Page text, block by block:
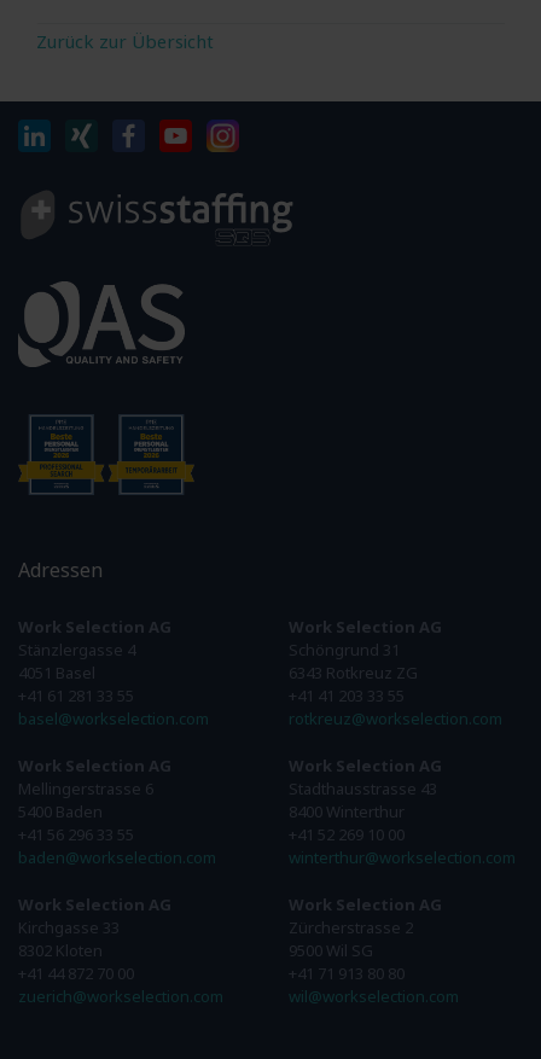
Zurück zur Übersicht
Adressen
Work Selection AG
Stänzlergasse 4
4051 Basel
+41 61 281 33 55
basel@workselection.com
Work Selection AG
Mellingerstrasse 6
5400 Baden
+41 56 296 33 55
baden@workselection.com
Work Selection AG
Kirchgasse 33
8302 Kloten
+41 44 872 70 00
zuerich@workselection.com
Work Selection AG
Schöngrund 31
6343 Rotkreuz ZG
+41 41 203 33 55
rotkreuz@workselection.com
Work Selection AG
Stadthausstrasse 43
8400 Winterthur
+41 52 269 10 00
winterthur@workselection.com
Work Selection AG
Zürcherstrasse 2
9500 Wil SG
+41 71 913 80 80
wil@workselection.com